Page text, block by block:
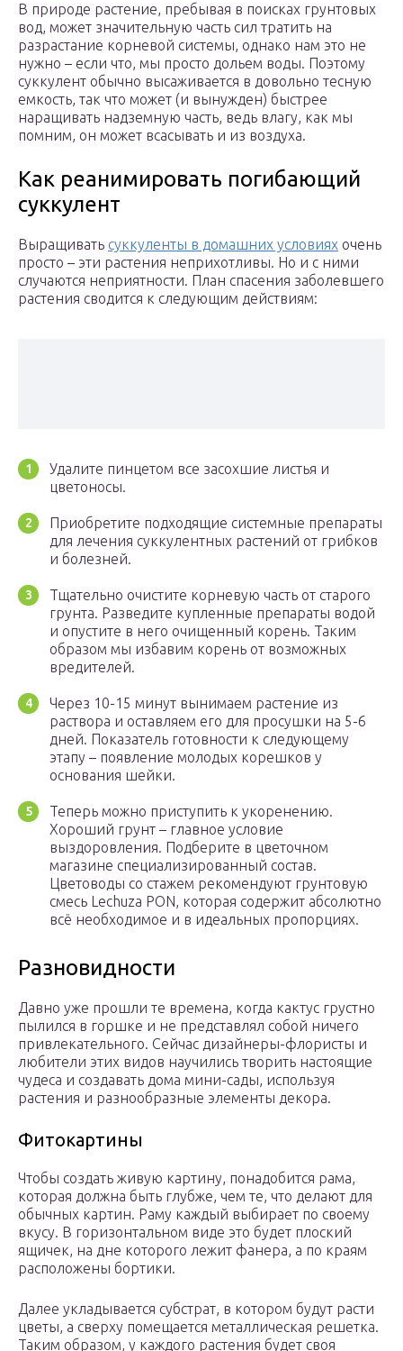
В природе растение, пребывая в поисках грунтовых
вод, может значительную часть сил тратить на
разрастание корневой системы, однако нам это не
нужно – если что, мы просто дольем воды. Поэтому
суккулент обычно высаживается в довольно тесную
емкость, так что может (и вынужден) быстрее
наращивать надземную часть, ведь влагу, как мы
помним, он может всасывать и из воздуха.
Как реанимировать погибающий
суккулент
Выращивать суккуленты в домашних условиях очень
просто – эти растения неприхотливы. Но и с ними
случаются неприятности. План спасения заболевшего
растения сводится к следующим действиям:
Удалите пинцетом все засохшие листья и
цветоносы.
Приобретите подходящие системные препараты
для лечения суккулентных растений от грибков
и болезней.
Тщательно очистите корневую часть от старого
грунта. Разведите купленные препараты водой
и опустите в него очищенный корень. Таким
образом мы избавим корень от возможных
вредителей.
Через 10-15 минут вынимаем растение из
раствора и оставляем его для просушки на 5-6
дней. Показатель готовности к следующему
этапу – появление молодых корешков у
основания шейки.
Теперь можно приступить к укоренению.
Хороший грунт – главное условие
выздоровления. Подберите в цветочном
магазине специализированный состав.
Цветоводы со стажем рекомендуют грунтовую
смесь Lechuza PON, которая содержит абсолютно
всё необходимое и в идеальных пропорциях.
Разновидности
Давно уже прошли те времена, когда кактус грустно
пылился в горшке и не представлял собой ничего
привлекательного. Сейчас дизайнеры-флористы и
любители этих видов научились творить настоящие
чудеса и создавать дома мини-сады, используя
растения и разнообразные элементы декора.
Фитокартины
Чтобы создать живую картину, понадобится рама,
которая должна быть глубже, чем те, что делают для
обычных картин. Раму каждый выбирает по своему
вкусу. В горизонтальном виде это будет плоский
ящичек, на дне которого лежит фанера, а по краям
расположены бортики.
Далее укладывается субстрат, в котором будут расти
цветы, а сверху помещается металлическая решетка.
Таким образом, у каждого растения будет своя